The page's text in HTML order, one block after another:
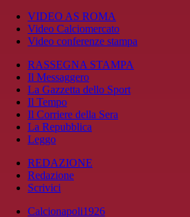
VIDEO AS ROMA
Video Calciomercato
Video conferenze stampa
RASSEGNA STAMPA
Il Messaggero
La Gazzetta dello Sport
Il Tempo
Il Corriere della Sera
La Repubblica
Leggo
REDAZIONE
Redazione
Scrivici
Calcionapoli1926